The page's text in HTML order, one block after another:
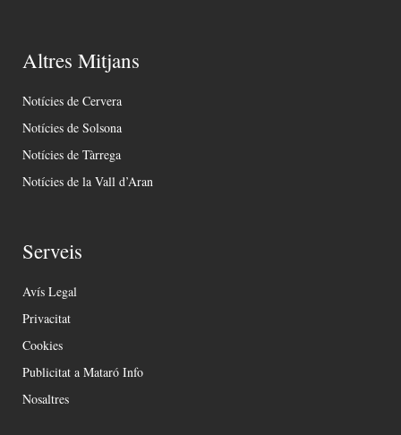
Altres Mitjans
Notícies de Cervera
Notícies de Solsona
Notícies de Tàrrega
Notícies de la Vall d’Aran
Serveis
Avís Legal
Privacitat
Cookies
Publicitat a Mataró Info
Nosaltres